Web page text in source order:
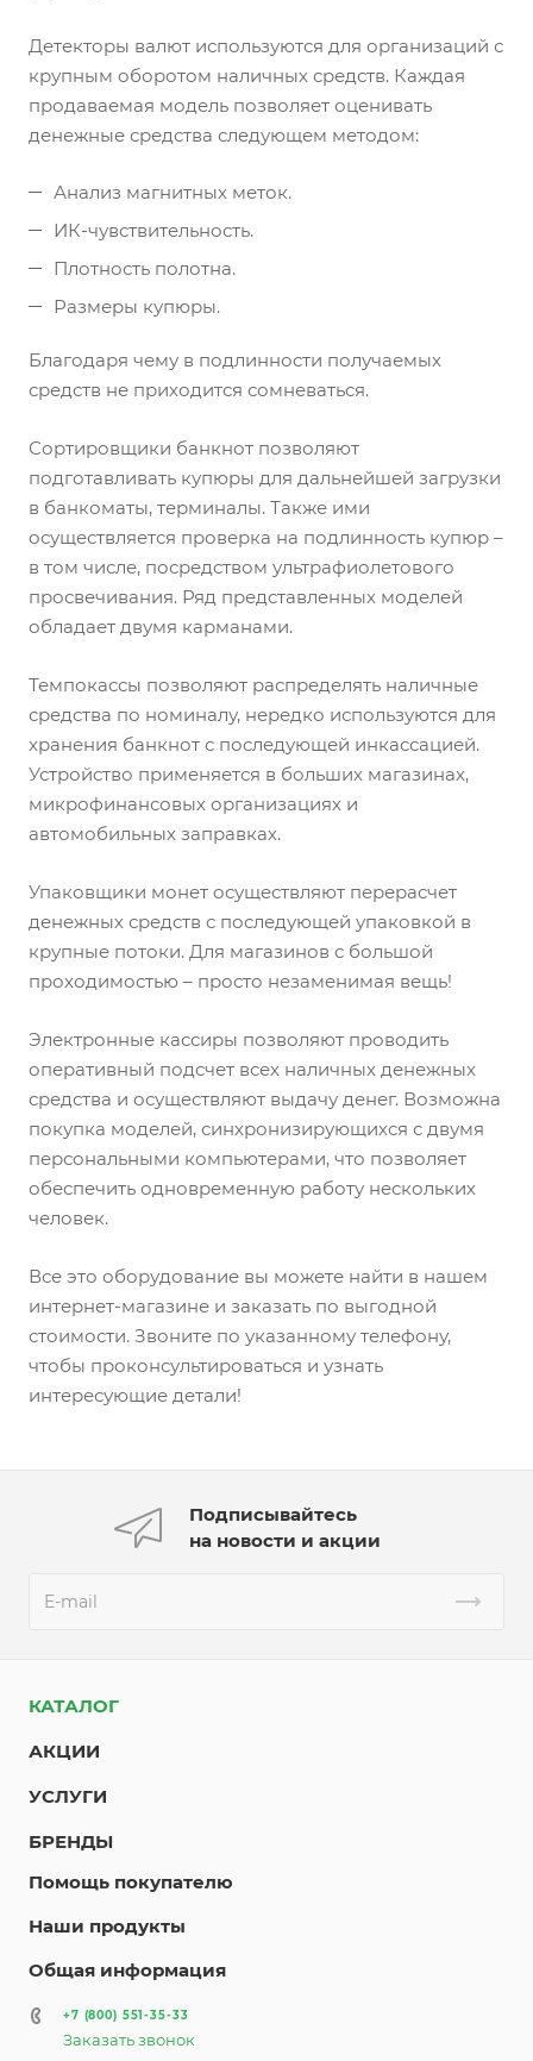
Детекторы валют используются для организаций с
крупным оборотом наличных средств. Каждая
продаваемая модель позволяет оценивать
денежные средства следующем методом:
Анализ магнитных меток.
ИК-чувствительность.
Плотность полотна.
Размеры купюры.
Благодаря чему в подлинности получаемых
средств не приходится сомневаться.
Сортировщики банкнот позволяют
подготавливать купюры для дальнейшей загрузки
в банкоматы, терминалы. Также ими
осуществляется проверка на подлинность купюр –
в том числе, посредством ультрафиолетового
просвечивания. Ряд представленных моделей
обладает двумя карманами.
Темпокассы позволяют распределять наличные
средства по номиналу, нередко используются для
хранения банкнот с последующей инкассацией.
Устройство применяется в больших магазинах,
микрофинансовых организациях и
автомобильных заправках.
Упаковщики монет осуществляют перерасчет
денежных средств с последующей упаковкой в
крупные потоки. Для магазинов с большой
проходимостью – просто незаменимая вещь!
Электронные кассиры позволяют проводить
оперативный подсчет всех наличных денежных
средства и осуществляют выдачу денег. Возможна
покупка моделей, синхронизирующихся с двумя
персональными компьютерами, что позволяет
обеспечить одновременную работу нескольких
человек.
Все это оборудование вы можете найти в нашем
интернет-магазине и заказать по выгодной
стоимости. Звоните по указанному телефону,
чтобы проконсультироваться и узнать
интересующие детали!
Подписывайтесь
на новости и акции
КАТАЛОГ
АКЦИИ
УСЛУГИ
БРЕНДЫ
Помощь покупателю
Наши продукты
Общая информация
+7 (800) 551-35-33
Заказать звонок